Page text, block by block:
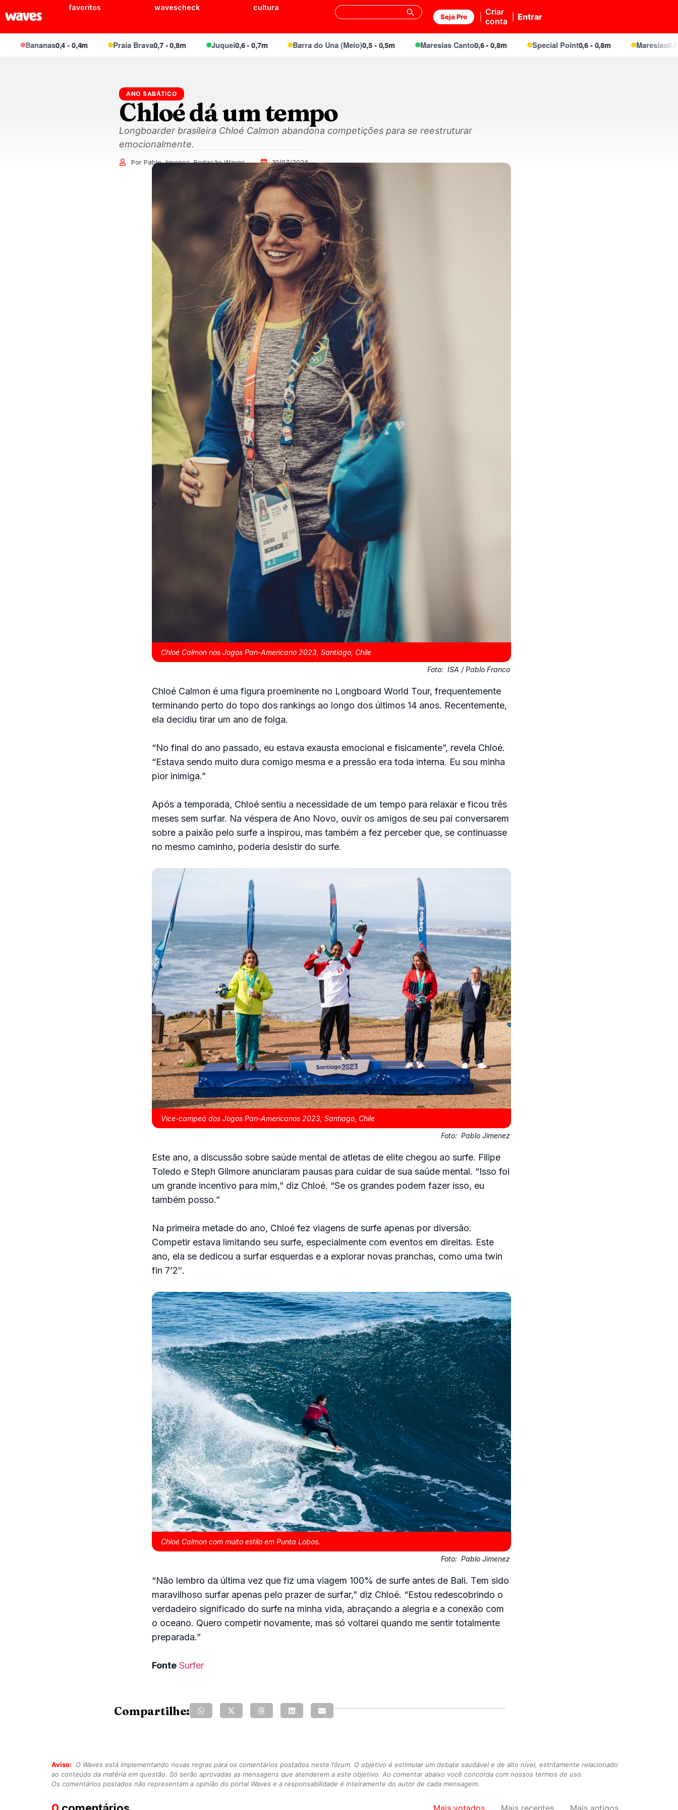
favoritos wavescheck cultura
Seja Pro
Criar
conta
Entrar
Bananas0,4 - 0,4m Praia Brava0,7 - 0,8m Juquei0,6 - 0,7m Barra do Una (Meio) 0,5 - 0,5m Maresias Canto0,6 - 0,8m Special Point0,6 - 0,8m Maresias0,6 - 0,8m
ANO SABÁTICO
Chloé dá um tempo
Longboarder brasileira Chloé Calmon abandona competições para se reestruturar
emocionalmente.
Por Pablo Jimenez, Redação Waves 10/07/2024
Chloé Calmon nos Jogos Pan-Americano 2023, Santiago, Chile
Foto: ISA / Pablo Franco
Chloé Calmon é uma figura proeminente no Longboard World Tour, frequentemente
terminando perto do topo dos rankings ao longo dos últimos 14 anos. Recentemente,
ela decidiu tirar um ano de folga.
“No final do ano passado, eu estava exausta emocional e fisicamente”, revela Chloé.
“Estava sendo muito dura comigo mesma e a pressão era toda interna. Eu sou minha
pior inimiga.”
Após a temporada, Chloé sentiu a necessidade de um tempo para relaxar e ficou três
meses sem surfar. Na véspera de Ano Novo, ouvir os amigos de seu pai conversarem
sobre a paixão pelo surfe a inspirou, mas também a fez perceber que, se continuasse
no mesmo caminho, poderia desistir do surfe.
Vice-campeã dos Jogos Pan-Americanos 2023, Santiago, Chile
Foto: Pablo Jimenez
Este ano, a discussão sobre saúde mental de atletas de elite chegou ao surfe. Filipe
Toledo e Steph Gilmore anunciaram pausas para cuidar de sua saúde mental. “Isso foi
um grande incentivo para mim,” diz Chloé. “Se os grandes podem fazer isso, eu
também posso.”
Na primeira metade do ano, Chloé fez viagens de surfe apenas por diversão.
Competir estava limitando seu surfe, especialmente com eventos em direitas. Este
ano, ela se dedicou a surfar esquerdas e a explorar novas pranchas, como uma twin
fin 7’2″.
Chloé Calmon com muito estilo em Punta Lobos.
Foto: Pablo Jimenez
“Não lembro da última vez que fiz uma viagem 100% de surfe antes de Bali. Tem sido
maravilhoso surfar apenas pelo prazer de surfar,” diz Chloé. “Estou redescobrindo o
verdadeiro significado do surfe na minha vida, abraçando a alegria e a conexão com
o oceano. Quero competir novamente, mas só voltarei quando me sentir totalmente
preparada.”
Fonte Surfer
Compartilhe:
Aviso:
O Waves está implementando novas regras para os comentários postados neste fórum. O objetivo é estimular um debate saudável e de alto nível, estritamente relacionado
ao conteúdo da matéria em questão. Só serão aprovadas as mensagens que atenderem a este objetivo. Ao comentar abaixo você concorda com nossos termos de uso.
Os comentários postados não representam a opinião do portal Waves e a responsabilidade é inteiramente do autor de cada mensagem.